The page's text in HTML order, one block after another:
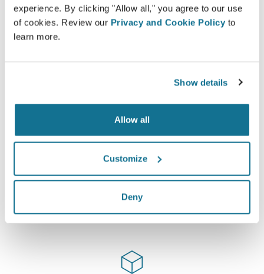
experience. By clicking "Allow all," you agree to our use
of cookies. Review our Privacy and Cookie Policy to
learn more.
Show details
Allow all
Customize
Deny
Crisalix se compromete a proteger su privacidad
en todo momento. Nuestros servidores están
totalmente encriptados, su información
web para cirugía plástica y procedimientos
estéticos.Ya esta siendo utilizado por médicos en
más de 100 países y recomendado por varias
asociaciones de cirugía plástica.